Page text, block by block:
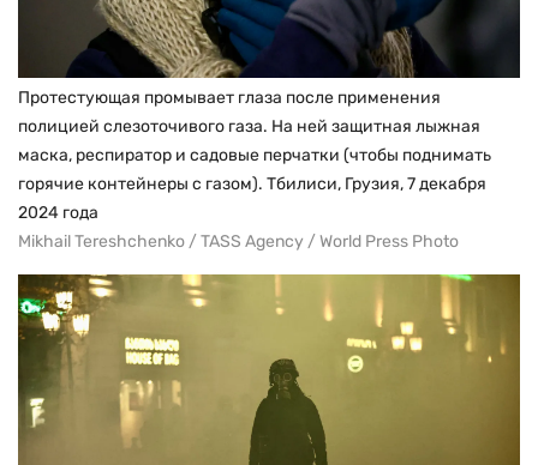
Протестующая промывает глаза после применения
полицией слезоточивого газа. На ней защитная лыжная
маска, респиратор и садовые перчатки (чтобы поднимать
горячие контейнеры с газом). Тбилиси, Грузия, 7 декабря
2024 года
Mikhail Tereshchenko / TASS Agency / World Press Photo